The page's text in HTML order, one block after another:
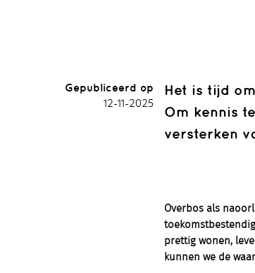
Gepubliceerd op
12-11-2025
Het is tijd
Om kennis
versterken
Overbos als
prettig wonen,
kunnen we de